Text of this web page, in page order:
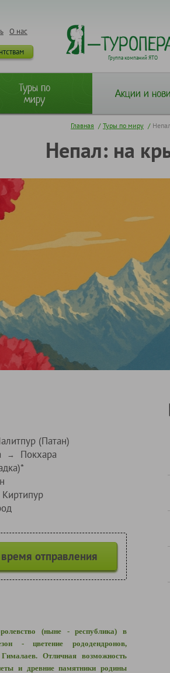
О нас
Группа компаний ЯТО
Туры по
миру
Акции и
Главная / Туры по миру /
Непал: на
(Патан)
→ Покхара
Киртипур
отправления
(ныне - республика) в
-цветение рододендронов,
. Отличная возможность
и древние памятники родины